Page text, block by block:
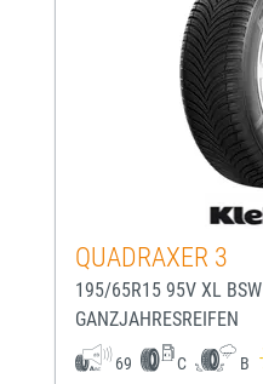
QUADRAXER 3
195/65R15 95V XL BSW
GANZJAHRESREIFEN
69 C B